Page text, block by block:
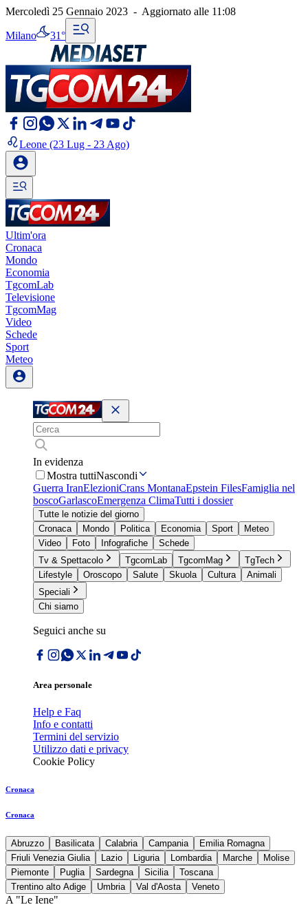
Mercoledì 25 Gennaio 2023 - Aggiornato alle 11:08
Milano 31°
Leone (23 Lug - 23 Ago)
Ultim'ora
Cronaca
Mondo
Economia
TgcomLab
Televisione
TgcomMag
Video
Schede
Sport
Meteo
In evidenza
Mostra tuttiNascondi
Guerra IranElezioniCrans MontanaEpstein FilesFamiglia nel
boscoGarlascoEmergenza ClimaTutti i dossier
Tutte le notizie del giorno
Cronaca
Mondo Politica Economia Sport
Meteo
Video
Foto Infografiche
Schede
Tv & Spettacolo
TgcomLab TgcomMag
TgTech
Lifestyle
Oroscopo Salute Skuola Cultura
Animali
Speciali
Chi siamo
Seguici anche su
Area personale
Help e Faq
Info e contatti
Termini del servizio
Utilizzo dati e privacy
Cookie Policy
Cronaca
Cronaca
Abruzzo Basilicata Calabria Campania
Emilia Romagna
Friuli Venezia Giulia
Lazio Liguria Lombardia Marche
Molise
Piemonte
Puglia Sardegna Sicilia
Toscana
Trentino alto Adige
Umbria Val d'Aosta Veneto
A "Le Iene"